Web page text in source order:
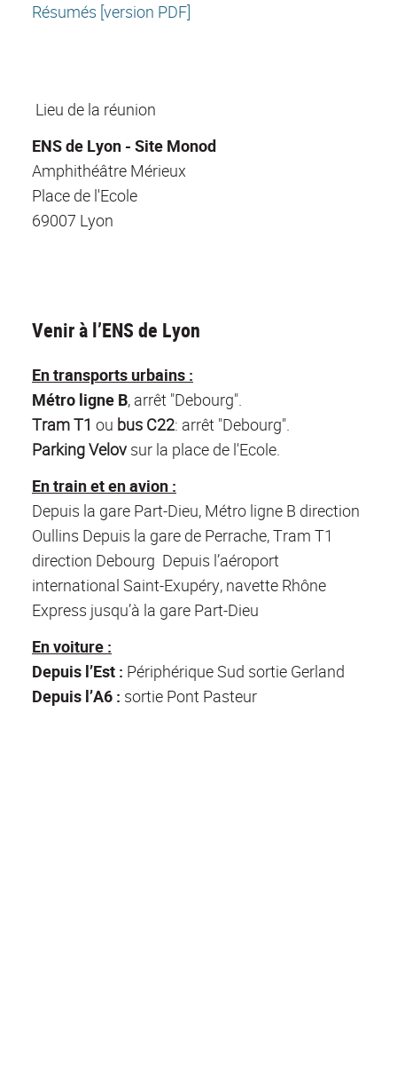
Résumés [version PDF]
Lieu de la réunion
ENS de Lyon - Site Monod
Amphithéâtre Mérieux
Place de l'Ecole
69007 Lyon
Venir à l’ENS de Lyon
En transports urbains :
Métro ligne B, arrêt "Debourg".
Tram T1 ou bus C22: arrêt "Debourg".
Parking Velov sur la place de l'Ecole.
En train et en avion :
Depuis la gare Part-Dieu, Métro ligne B direction
Oullins Depuis la gare de Perrache, Tram T1
direction Debourg Depuis l’aéroport
international Saint-Exupéry, navette Rhône
Express jusqu’à la gare Part-Dieu
En voiture :
Depuis l’Est : Périphérique Sud sortie Gerland
Depuis l’A6 : sortie Pont Pasteur